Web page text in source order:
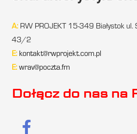
A: RW PROJEKT 15-349 Białystok ul.
43/2
E: kontakt@rwprojekt.com.pl
E: wrav@poczta.fm
Dołącz do nas na